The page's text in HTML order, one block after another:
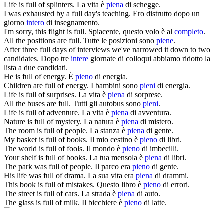
Life is full of splinters. La vita è piena di schegge.
I was exhausted by a full day's teaching. Ero distrutto dopo un
giorno intero di insegnamento.
I'm sorry, this flight is full. Spiacente, questo volo è al completo.
All the positions are full. Tutte le posizioni sono piene.
After three full days of interviews we've narrowed it down to two
candidates. Dopo tre intere giornate di colloqui abbiamo ridotto la
lista a due candidati.
He is full of energy. È pieno di energia.
Children are full of energy. I bambini sono pieni di energia.
Life is full of surprises. La vita è piena di sorprese.
All the buses are full. Tutti gli autobus sono pieni.
Life is full of adventure. La vita è piena di avventura.
Nature is full of mystery. La natura è piena di mistero.
The room is full of people. La stanza è piena di gente.
My basket is full of books. Il mio cestino è pieno di libri.
The world is full of fools. Il mondo è pieno di imbecilli.
Your shelf is full of books. La tua mensola è piena di libri.
The park was full of people. Il parco era pieno di gente.
His life was full of drama. La sua vita era piena di drammi.
This book is full of mistakes. Questo libro è pieno di errori.
The street is full of cars. La strada è piena di auto.
The glass is full of milk. Il bicchiere è pieno di latte.